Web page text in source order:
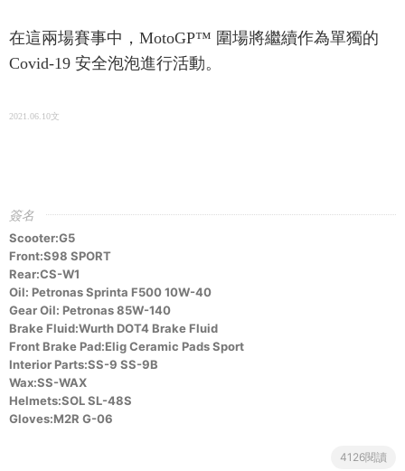
在這兩場賽事中，MotoGP™ 圍場將繼續作為單獨的
Covid-19 安全泡泡進行活動。
2021.06.10文
簽名
Scooter:G5
Front:S98 SPORT
Rear:CS-W1
Oil: Petronas Sprinta F500 10W-40
Gear Oil: Petronas 85W-140
Brake Fluid:Wurth DOT4 Brake Fluid
Front Brake Pad:Elig Ceramic Pads Sport
Interior Parts:SS-9 SS-9B
Wax:SS-WAX
Helmets:SOL SL-48S
Gloves:M2R G-06
4126閱讀